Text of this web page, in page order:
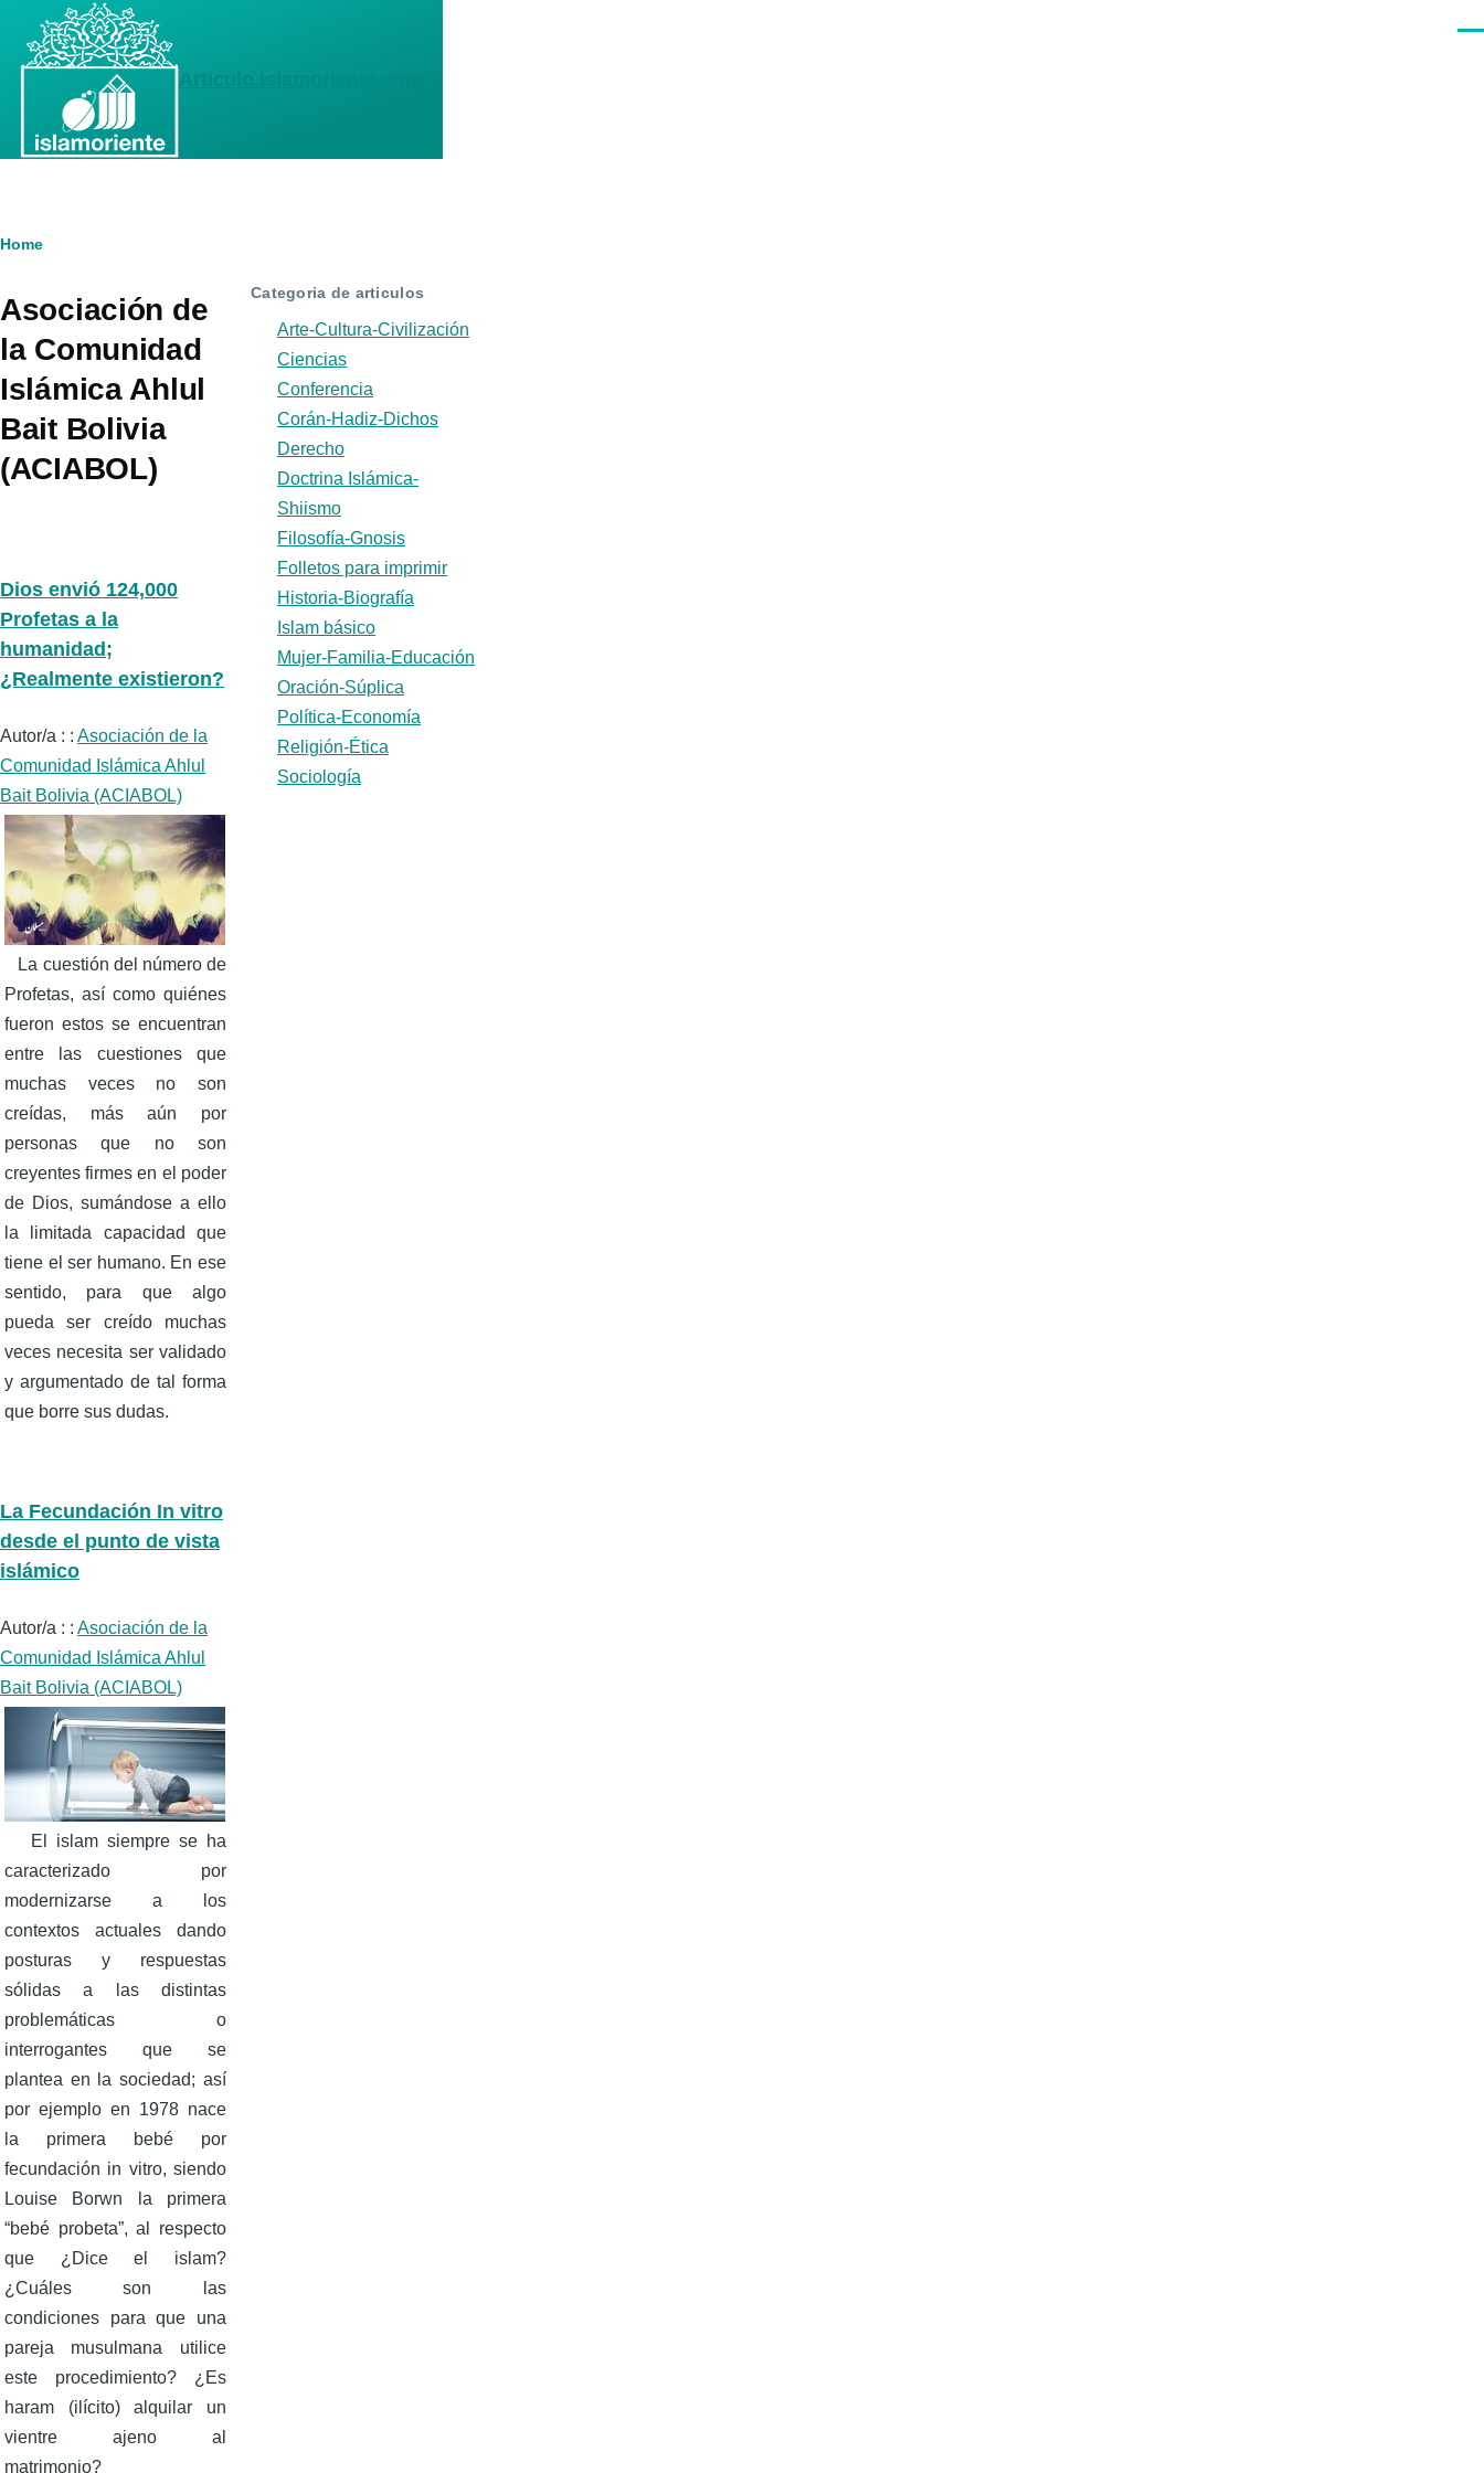
Skip to main content
Breadcrumb
Home
Asociación de
la Comunidad
Islámica Ahlul
Bait Bolivia
(ACIABOL)
Dios envió 124,000
Profetas a la
humanidad;
¿Realmente existieron?
Autor/a : : Asociación de la
Comunidad Islámica Ahlul
Bait Bolivia (ACIABOL)
La cuestión del número de
Profetas, así como quiénes
fueron estos se encuentran
entre las cuestiones que
muchas veces no son
creídas, más aún por
personas que no son
creyentes firmes en el poder
de Dios, sumándose a ello
la limitada capacidad que
tiene el ser humano. En ese
sentido, para que algo
pueda ser creído muchas
veces necesita ser validado
y argumentado de tal forma
que borre sus dudas.
La Fecundación In vitro
desde el punto de vista
islámico
Autor/a : : Asociación de la
Comunidad Islámica Ahlul
Bait Bolivia (ACIABOL)
El islam siempre se ha
caracterizado por
modernizarse a los
contextos actuales dando
posturas y respuestas
sólidas a las distintas
problemáticas o
interrogantes que se
plantea en la sociedad; así
por ejemplo en 1978 nace
la primera bebé por
fecundación in vitro, siendo
Louise Borwn la primera
“bebé probeta”, al respecto
que ¿Dice el islam?
¿Cuáles son las
condiciones para que una
pareja musulmana utilice
este procedimiento? ¿Es
haram (ilícito) alquilar un
vientre ajeno al
matrimonio?
Categoria de articulos
Arte-Cultura-Civilización
Ciencias
Conferencia
Corán-Hadiz-Dichos
Derecho
Doctrina Islámica-
Shiismo
Filosofía-Gnosis
Folletos para imprimir
Historia-Biografía
Islam básico
Mujer-Familia-Educación
Oración-Súplica
Política-Economía
Religión-Ética
Sociología